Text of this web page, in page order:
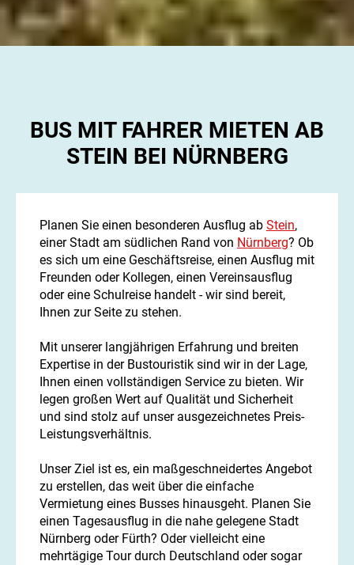
BUS MIT FAHRER MIETEN AB
STEIN BEI NÜRNBERG
Planen Sie einen besonderen Ausflug ab Stein,
einer Stadt am südlichen Rand von Nürnberg? Ob
es sich um eine Geschäftsreise, einen Ausflug mit
Freunden oder Kollegen, einen Vereinsausflug
oder eine Schulreise handelt - wir sind bereit,
Ihnen zur Seite zu stehen.
Mit unserer langjährigen Erfahrung und breiten
Expertise in der Bustouristik sind wir in der Lage,
Ihnen einen vollständigen Service zu bieten. Wir
legen großen Wert auf Qualität und Sicherheit
und sind stolz auf unser ausgezeichnetes Preis-
Leistungsverhältnis.
Unser Ziel ist es, ein maßgeschneidertes Angebot
zu erstellen, das weit über die einfache
Vermietung eines Busses hinausgeht. Planen Sie
einen Tagesausflug in die nahe gelegene Stadt
Nürnberg oder Fürth? Oder vielleicht eine
mehrtägige Tour durch Deutschland oder sogar